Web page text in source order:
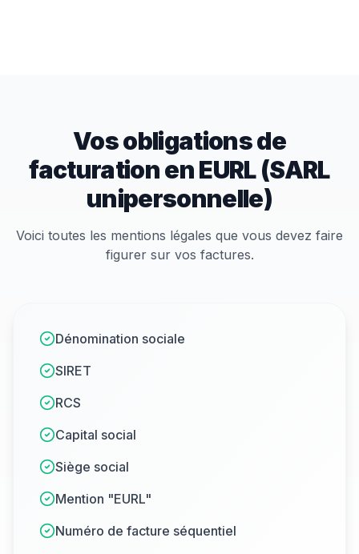
Vos obligations de
facturation enEURL (SARL
unipersonnelle)
Voici toutes les mentions légales que vous devez faire
figurer sur vos factures.
Dénomination sociale
SIRET
RCS
Capital social
Siège social
Mention "EURL"
Numéro de facture séquentiel